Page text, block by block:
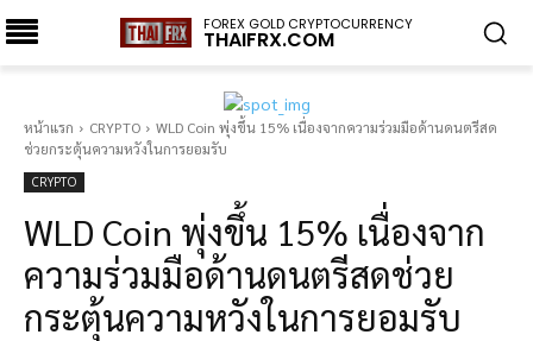
FOREX GOLD CRYPTOCURRENCY
THAIFRX.COM
หน้าแรก CRYPTO
WLD Coin พุ่งขึ้น 15% เนื่องจากความร่วมมือด้านดนตรีสด
ช่วยกระตุ้นความหวังในการยอมรับ
CRYPTO
WLD Coin พุ่งขึ้น 15% เนื่องจาก
ความร่วมมือด้านดนตรีสดช่วย
กระตุ้นความหวังในการยอมรับ